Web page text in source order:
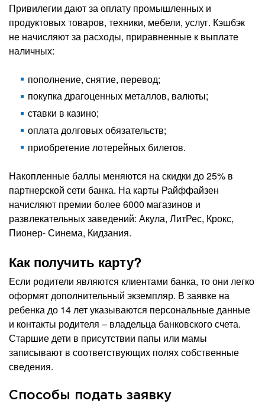
Привилегии дают за оплату промышленных и
продуктовых товаров, техники, мебели, услуг. Кэшбэк
не начисляют за расходы, приравненные к выплате
наличных:
пополнение, снятие, перевод;
покупка драгоценных металлов, валюты;
ставки в казино;
оплата долговых обязательств;
приобретение лотерейных билетов.
Накопленные баллы меняются на скидки до 25% в
партнерской сети банка. На карты Райффайзен
начисляют премии более 6000 магазинов и
развлекательных заведений: Акула, ЛитРес, Крокс,
Пионер- Синема, Кидзания.
Как получить карту?
Если родители являются клиентами банка, то они легко
оформят дополнительный экземпляр. В заявке на
ребенка до 14 лет указываются персональные данные
и контакты родителя – владельца банковского счета.
Старшие дети в присутствии папы или мамы
записывают в соответствующих полях собственные
сведения.
Способы подать заявку